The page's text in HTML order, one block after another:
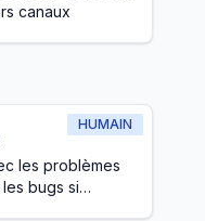
canaux
HUMAIN
les problèmes
bugs si